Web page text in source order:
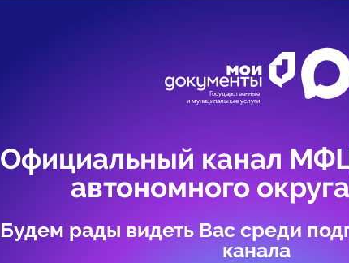
Официальный канал
автономного
Будем рады видеть Вас среди
канала